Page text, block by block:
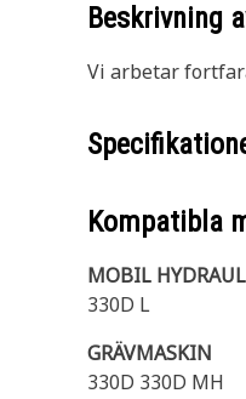
Beskrivning
Vi arbetar
Kompatibla
MOBIL
330D L
GRÄVMASKIN
330D 330D MH